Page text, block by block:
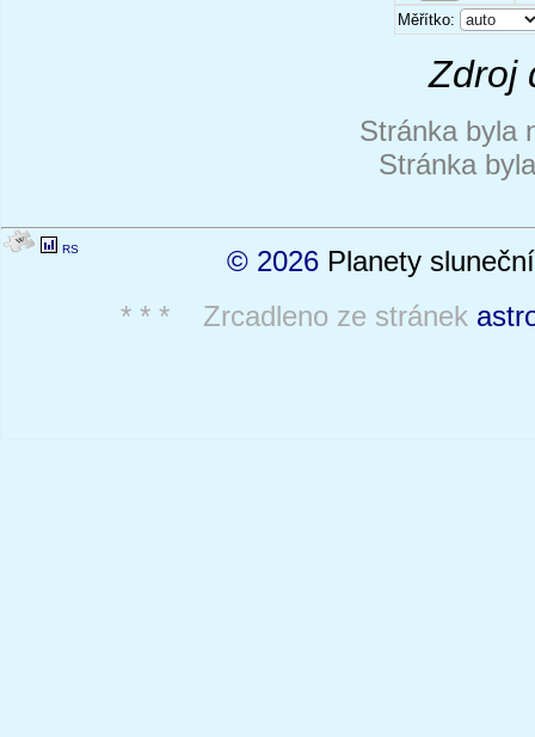
Měřítko:
Zdroj
Stránka byla
Stránka
RS © 2026 Planety
* * * Zrcadleno ze stránek